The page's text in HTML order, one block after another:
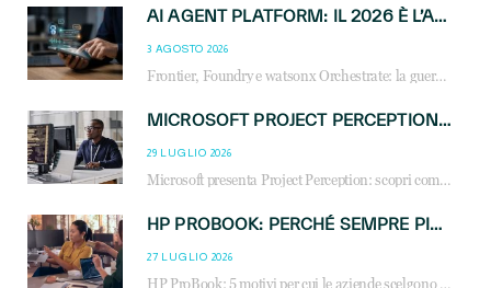
AI AGENT PLATFORM: IL 2026 È L’ANNO DEL «SISTEMA OPERATIVO» PER GLI AGENTI AZIENDALI
3 AGOSTO 2026
Frontier, Foundry e watsonx Orchestrate: la guerra delle piattaforme AI agent ridisegna il mercato IT. Cosa cambia per reseller, MSP e system integrator.
MICROSOFT PROJECT PERCEPTION: COME GLI AGENTI AI CAMBIERANNO SOC, CYBERSECURITY E SERVIZI MSP
29 LUGLIO 2026
Microsoft presenta Project Perception: scopri come gli agenti AI possono trasformare cybersecurity, SOC e servizi gestiti degli MSP.
HP PROBOOK: PERCHÉ SEMPRE PIÙ AZIENDE SCELGONO NOTEBOOK PROGETTATI PER IL LAVORO MODERNO
27 LUGLIO 2026
HP ProBook: 5 motivi per cui le aziende scelgono i notebook business HP per migliorare produttività, sicurezza e gestione dell’AI.